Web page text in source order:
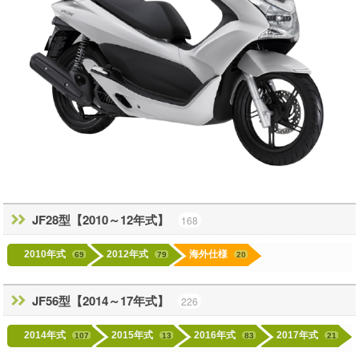
JF28型【2010～12年式】 168
2010年式 69 2012年式 79 海外仕様 20
JF56型【2014～17年式】 226
2014年式 107 2015年式 13 2016年式 83 2017年式 21